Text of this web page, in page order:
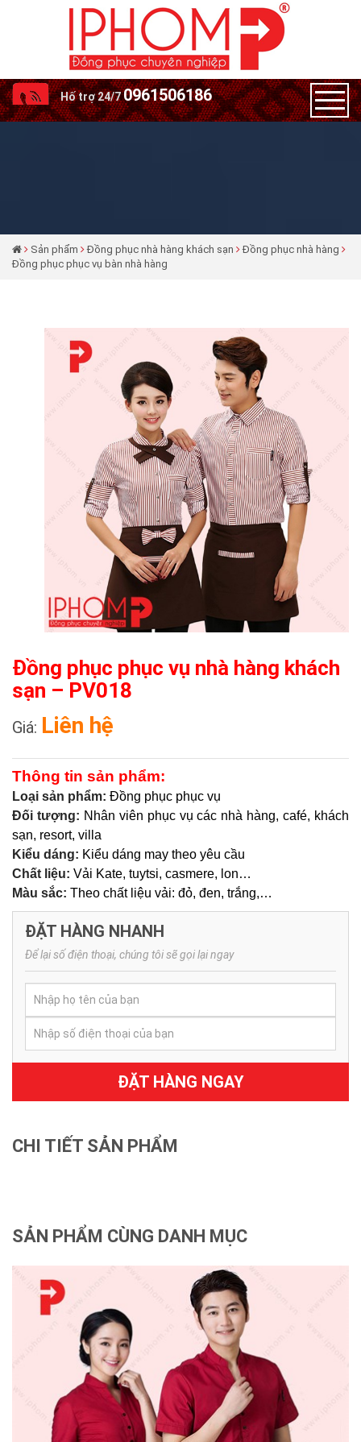
Hố trợ 24/70961506186
Sản phẩm Đồng phục nhà hàng khách sạn
Đồng phục nhà hàng
Đồng phục phục vụ bàn nhà hàng
Đồng phục phục vụ nhà hàng khách
sạn – PV018
Giá: Liên hệ
Thông tin sản phẩm:
Loại sản phẩm: Đồng phục phục vụ
Đối tượng: Nhân viên phục vụ các nhà hàng, café, khách
sạn, resort, villa
Kiểu dáng: Kiểu dáng may theo yêu cầu
Chất liệu: Vải Kate, tuytsi, casmere, lon…
Màu sắc: Theo chất liệu vải: đỏ, đen, trắng,…
ĐẶT HÀNG NHANH
Để lại số điện thoại, chúng tôi sẽ gọi lại ngay
ĐẶT HÀNG NGAY
CHI TIẾT SẢN PHẨM
SẢN PHẨM CÙNG DANH MỤC